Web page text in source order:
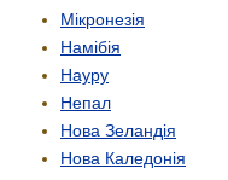
Мікронезія
Намібія
Науру
Непал
Нова Зеландія
Нова Каледонія